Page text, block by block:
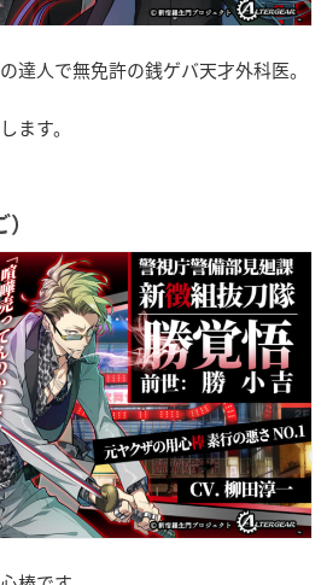
達人で無免許の銭ゲバ天才外科医。
ます。